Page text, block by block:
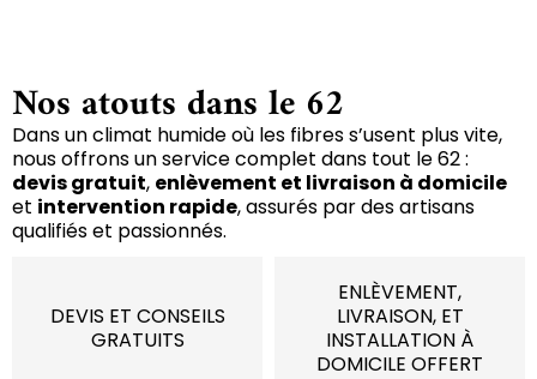
Nos atouts dans le 62
Dans un climat humide où les fibres s’usent plus vite,
nous offrons un service complet dans tout le 62 :
devis gratuit, enlèvement et livraison à domicile
et intervention rapide, assurés par des artisans
qualifiés et passionnés.
DEVIS ET CONSEILS
GRATUITS
ENLÈVEMENT,
LIVRAISON, ET
INSTALLATION À
DOMICILE OFFERT